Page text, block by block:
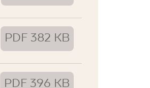
PDF 382 KB
PDF 396 KB